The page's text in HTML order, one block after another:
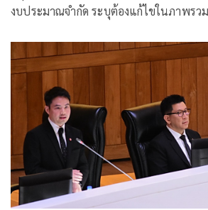
งบประมาณจำกัด ระบุต้องแก้ไขในภาพรว
เวลา วางเป้า SMEs โต 40% ช่วยผลักดั
ได้ปานกลาง ลั่น รัฐบาลให้ความสำคัญปร
ใช้ AI ช่วยตรวจสองความเสี่ยง เพิ่มความโ